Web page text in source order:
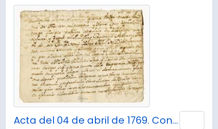
Acta del 04 de abril de 1769. Constancia de obligación entre don Pedro Ramírez y el Reverendo Padre Fray Cayetano.